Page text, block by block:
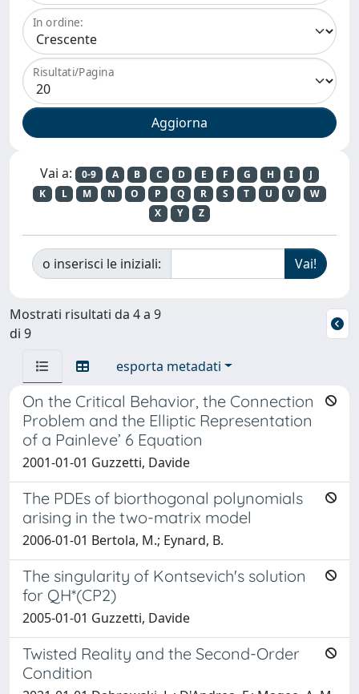
In ordine:
Risultati/Pagina
Vai a: 0-9 A B C D E F G H I
J
K
L M N O P Q R S T U V
W
X
Y Z
o inserisci le iniziali:
Mostrati risultati da 4 a 9
di 9
esporta metadati
On the Critical Behavior, the Connection
Problem and the Elliptic Representation
of a Painleve’ 6 Equation
2001-01-01 Guzzetti, Davide
The PDEs of biorthogonal polynomials
arising in the two-matrix model
2006-01-01 Bertola, M.; Eynard, B.
The singularity of Kontsevich's solution
for QH*(CP2)
2005-01-01 Guzzetti, Davide
Twisted Reality and the Second-Order
Condition